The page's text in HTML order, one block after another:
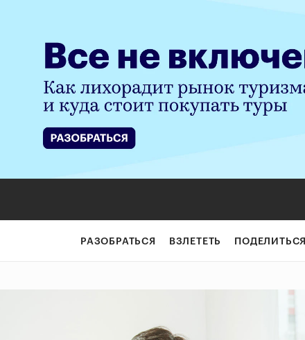
РАЗОБРАТЬСЯ ВЗЛЕТЕТЬ ПОДЕЛИТЬСЯ